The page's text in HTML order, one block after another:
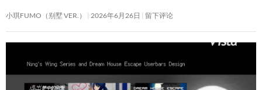
小琪FUMO（别墅 VER.） 2026年6月26日 留下评论